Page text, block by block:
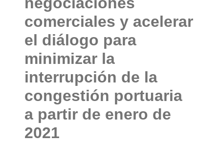
comerciales y acelerar
el diálogo para
minimizar la
interrupción de la
congestión portuaria
a partir de enero de
2021